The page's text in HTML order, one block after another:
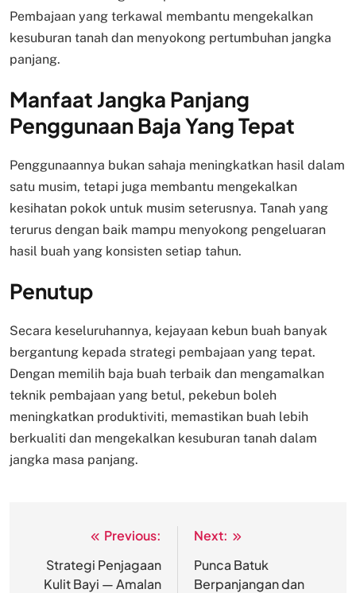
Pembajaan yang terkawal membantu mengekalkan
kesuburan tanah dan menyokong pertumbuhan jangka
panjang.
Manfaat Jangka Panjang
Penggunaan Baja Yang Tepat
Penggunaannya bukan sahaja meningkatkan hasil dalam
satu musim, tetapi juga membantu mengekalkan
kesihatan pokok untuk musim seterusnya. Tanah yang
terurus dengan baik mampu menyokong pengeluaran
hasil buah yang konsisten setiap tahun.
Penutup
Secara keseluruhannya, kejayaan kebun buah banyak
bergantung kepada strategi pembajaan yang tepat.
Dengan memilih baja buah terbaik dan mengamalkan
teknik pembajaan yang betul, pekebun boleh
meningkatkan produktiviti, memastikan buah lebih
berkualiti dan mengekalkan kesuburan tanah dalam
jangka masa panjang.
navigation
Previous:
Strategi Penjagaan
Kulit Bayi — Amalan
Next:
Punca Batuk
Berpanjangan dan